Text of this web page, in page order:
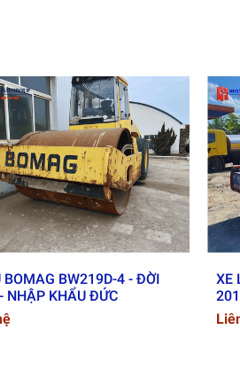
chuẩn giao thông Việt Nam.
tiết
BOMAG BW219D-4 - ĐỜI
NHẬP KHẨU ĐỨC
XE